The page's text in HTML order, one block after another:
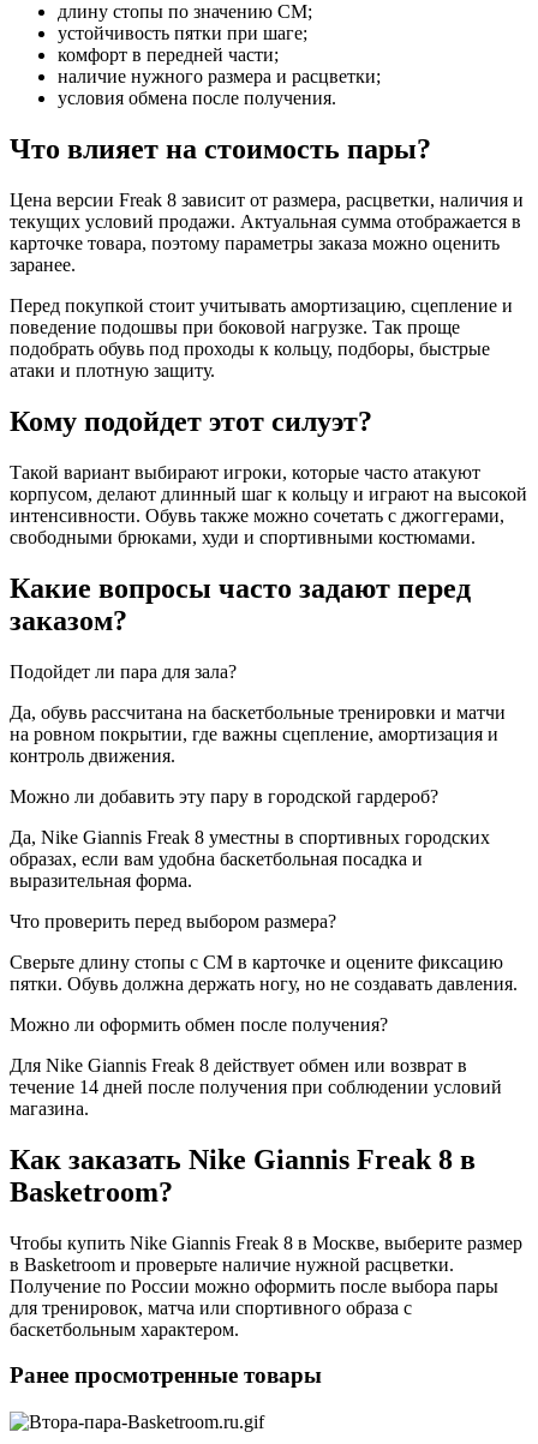
длину стопы по значению CM;
устойчивость пятки при шаге;
комфорт в передней части;
наличие нужного размера и расцветки;
условия обмена после получения.
Что влияет на стоимость пары?
Цена версии Freak 8 зависит от размера, расцветки, наличия и
текущих условий продажи. Актуальная сумма отображается в
карточке товара, поэтому параметры заказа можно оценить
заранее.
Перед покупкой стоит учитывать амортизацию, сцепление и
поведение подошвы при боковой нагрузке. Так проще
подобрать обувь под проходы к кольцу, подборы, быстрые
атаки и плотную защиту.
Кому подойдет этот силуэт?
Такой вариант выбирают игроки, которые часто атакуют
корпусом, делают длинный шаг к кольцу и играют на высокой
интенсивности. Обувь также можно сочетать с джоггерами,
свободными брюками, худи и спортивными костюмами.
Какие вопросы часто задают перед
заказом?
Подойдет ли пара для зала?
Да, обувь рассчитана на баскетбольные тренировки и матчи
на ровном покрытии, где важны сцепление, амортизация и
контроль движения.
Можно ли добавить эту пару в городской гардероб?
Да, Nike Giannis Freak 8 уместны в спортивных городских
образах, если вам удобна баскетбольная посадка и
выразительная форма.
Что проверить перед выбором размера?
Сверьте длину стопы с CM в карточке и оцените фиксацию
пятки. Обувь должна держать ногу, но не создавать давления.
Можно ли оформить обмен после получения?
Для Nike Giannis Freak 8 действует обмен или возврат в
течение 14 дней после получения при соблюдении условий
магазина.
Как заказать Nike Giannis Freak 8 в
Basketroom?
Чтобы купить Nike Giannis Freak 8 в Москве, выберите размер
в Basketroom и проверьте наличие нужной расцветки.
Получение по России можно оформить после выбора пары
для тренировок, матча или спортивного образа с
баскетбольным характером.
Ранее просмотренные товары